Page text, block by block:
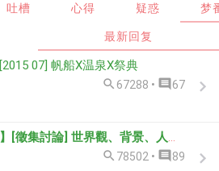
吐槽 心得 疑惑
梦
最新回复
07] 帆船X温泉X祭典
 67288 •  67
【二次元小鎮】[徵集討論] 世界觀、背景、人事物設定
 78502 •  89